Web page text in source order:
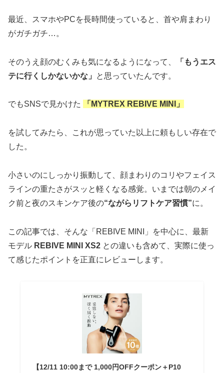
最近、スマホやPCを長時間使っていると、首や肩まわり
がガチガチ…。
そのうえ顔のむくみも気になるようになって、
「もうエス
テに行くしかないかな」
と思っていたんです。
でもSNSで見かけた 「MYTREX REBIVE MINI」
を試してみたら、これが思っていた以上に頼もしい存在で
した。
小さいのにしっかり振動して、顔まわりのコリやフェイス
ラインの重たさがスッと軽くなる感覚。いまでは朝のメイ
ク前と夜のスキンケア後の“ながらリフトケア習慣”に。
この記事では、そんな「REBIVE MINI」を中心に、最新
モデル REBIVE MINI XS2 との違いも含めて、実際に使っ
て感じたポイントを正直にレビューします。
【12/11 10:00まで 1,000円OFFクーポン＋P10